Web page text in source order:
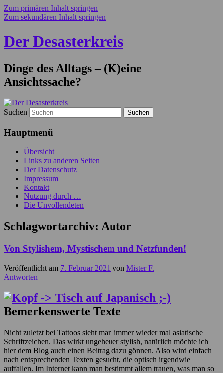
Zum primären Inhalt springen
Zum sekundären Inhalt springen
Der Desasterkreis
Dinge des Alltags – (K)eine
Ansichtssache?
Suchen
Hauptmenü
Übersicht
Links zu anderen Seiten
Der Datenschutz
Impressum
Kontakt
Nutzung durch …
Die Unvollendeten
Schlagwortarchiv: Autor
Von Stylishem, Mystischem und Netzfunden!
Veröffentlicht am 7. Februar 2021 von Mister F.
Antworten
Bemerkenswerte Texte
Nicht zuletzt bei Tattoos sieht man immer wieder mal asiatische
Schriftzeichen. Das wirkt ungeheuer stylish, natürlich möchte ich
hier dem Blog auch einen Beitrag dazu gönnen. Also wird einfach
nach entsprechenden Texten gesucht, die optisch irgendwie
auffallen. Im Internet kann man bestimmt allem trauen, was man so